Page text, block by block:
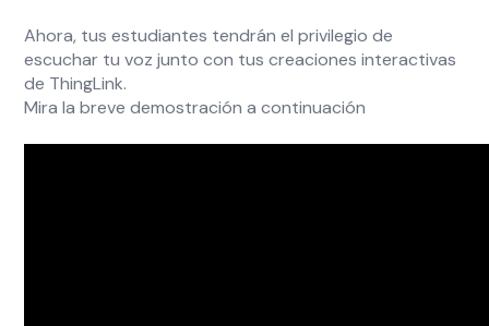
Ahora, tus estudiantes tendrán el privilegio de
escuchar tu voz junto con tus creaciones interactivas
de ThingLink.
Mira la breve demostración a continuación